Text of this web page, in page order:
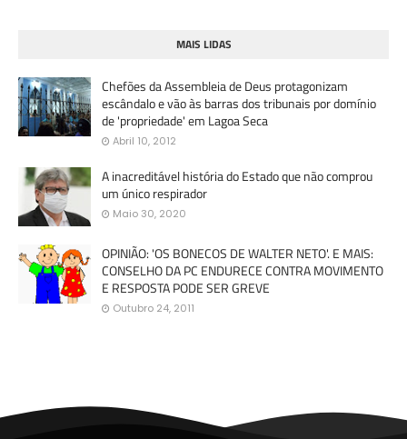
MAIS LIDAS
Chefões da Assembleia de Deus protagonizam
escândalo e vão às barras dos tribunais por domínio
de 'propriedade' em Lagoa Seca
Abril 10, 2012
A inacreditável história do Estado que não comprou
um único respirador
Maio 30, 2020
OPINIÃO: 'OS BONECOS DE WALTER NETO'. E MAIS:
CONSELHO DA PC ENDURECE CONTRA MOVIMENTO
E RESPOSTA PODE SER GREVE
Outubro 24, 2011